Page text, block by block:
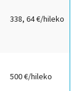
338, 64 €/hileko
500 €/hileko